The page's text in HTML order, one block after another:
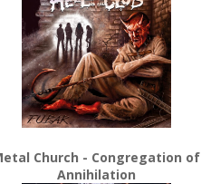
Church - Congregation of
Annihilation